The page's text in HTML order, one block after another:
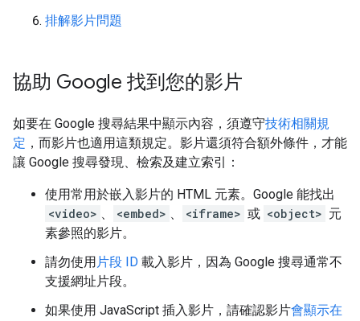
排解影片問題
協助 Google 找到您的影片
如要在 Google 搜尋結果中顯示內容，須遵守技術相關規
定 ，而影片也適用這類規定。影片還須符合額外條件，才能
讓 Google 搜尋發現、檢索及建立索引：
使用常用於嵌入影片的 HTML 元素。Google 能找出
<video> 、 <embed> 、 <iframe> 或 <object> 元
素參照的影片。
請勿使用片段 ID 載入影片，因為 Google 搜尋通常不
支援網址片段。
如果使用 JavaScript 插入影片，請確認影片會顯示在